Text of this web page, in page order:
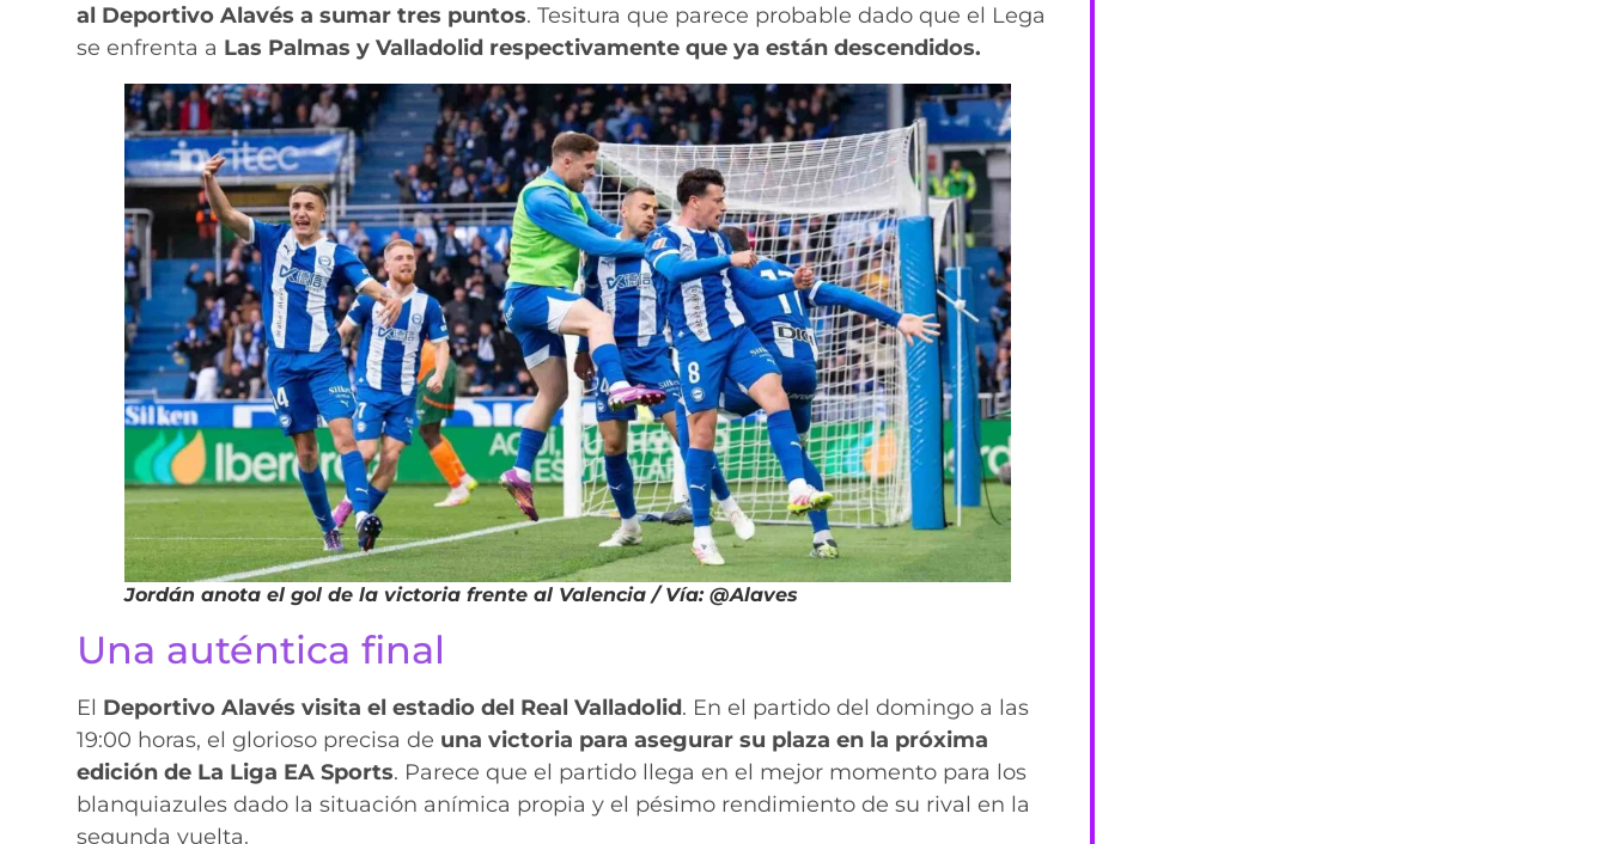
al Deportivo Alavés a sumar tres puntos. Tesitura que parece probable dado que el Lega
se enfrenta a Las Palmas y Valladolid respectivamente que ya están descendidos.
Jordán anota el gol de la victoria frente al Valencia / Vía: @Alaves
Una auténtica final
El Deportivo Alavés visita el estadio del Real Valladolid. En el partido del domingo a las
19:00 horas, el glorioso precisa de una victoria para asegurar su plaza en la próxima
edición de La Liga EA Sports. Parece que el partido llega en el mejor momento para los
blanquiazules dado la situación anímica propia y el pésimo rendimiento de su rival en la
segunda vuelta.